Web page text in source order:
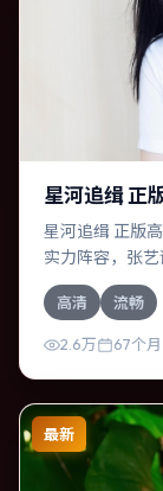
星河追缉 正
星河追缉 正版
实力阵容，张
绕一次意外选
题，结尾留白耐
高清 流畅
2.6万 67个
最新